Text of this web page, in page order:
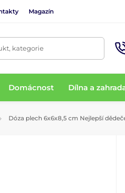
Magazín
kategorie
Domácnost Dílna a
Dóza plech 6x6x8,5 cm Nejlepší